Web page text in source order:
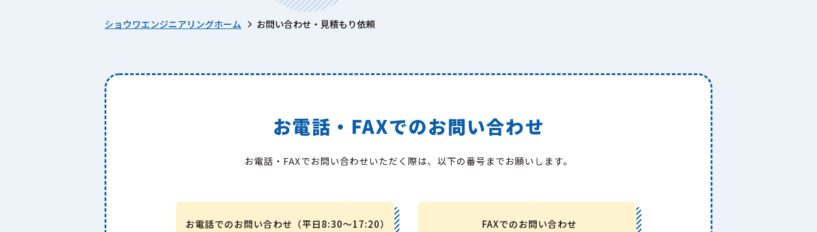
ショウワエンジニアリングホーム お問い合わせ・見積もり依頼
お電話・FAXでのお問い合わせ
お電話・FAXでお問い合わせいただく際は、以下の番号までお願いします。
お電話でのお問い合わせ（平日8:30〜17:20） FAXでのお問い合わせ